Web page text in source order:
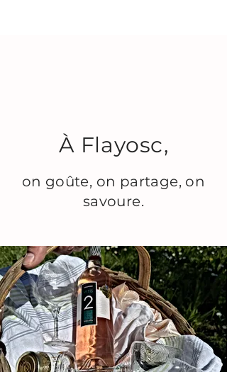
À Flayosc,
on goûte, on partage, on
savoure.